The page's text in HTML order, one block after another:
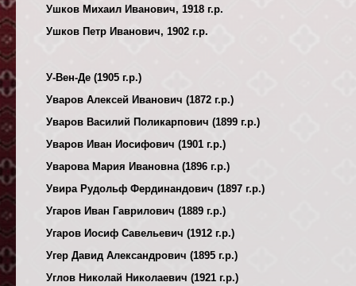
Ушков Михаил Иванович, 1918 г.р.
Ушков Петр Иванович, 1902 г.р.
У-Вен-Де (1905 г.р.)
Уваров Алексей Иванович (1872 г.р.)
Уваров Василий Поликарпович (1899 г.р.)
Уваров Иван Иосифович (1901 г.р.)
Уварова Мария Ивановна (1896 г.р.)
Увира Рудольф Фердинандович (1897 г.р.)
Угаров Иван Гаврилович (1889 г.р.)
Угаров Иосиф Савельевич (1912 г.р.)
Угер Давид Александрович (1895 г.р.)
Углов Николай Николаевич (1921 г.р.)